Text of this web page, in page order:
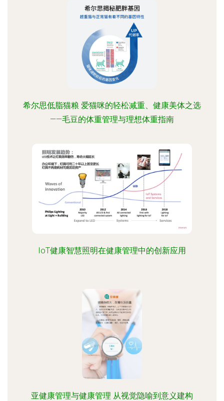
希尔思低脂猫粮 爱猫咪的轻松减重、健康美体之选
——毛豆的体重管理与理想体重指南
IoT健康智慧照明在健康管理中的创新应用
亚健康管理与健康管理 从视觉隐喻到意义建构